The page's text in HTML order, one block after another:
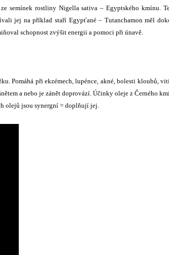
semínek rostliny Nigella sativa – Egyptského kmínu.
jej na příklad staří Egypťané – Tutanchamon měl
schopnost zvýšit energii a pomoci při únavě.
Pomáhá při ekzémech, lupénce, akné, bolesti kloubů,
a nebo je zánět doprovází. Účinky oleje z Černého
olejů jsou synergní = doplňují jej.